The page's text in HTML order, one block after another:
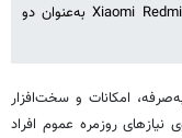
11 اس – Xiaomi Redmi Note 11 Pro vs Redmi Note 11S به‌عنوان دو
امکانات و سخت‌افزار
نیازهای روزمره عموم افراد